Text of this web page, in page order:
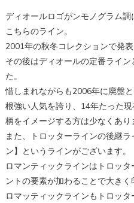
ディオールロゴがンモノグラム
こちらのライン。
2001年の秋冬コレクションで発
その後はディオールの定番ライ
た。
惜しまれながらも2006年に廃盤
根強い人気を誇り、14年たった
柄をイメージする方は少なくあり
また、トロッターラインの後継
ン】というラインがございます。
ロマンティックラインはトロッ
ントの要素が加わることで大きく
ロマッティックラインもトロッタ